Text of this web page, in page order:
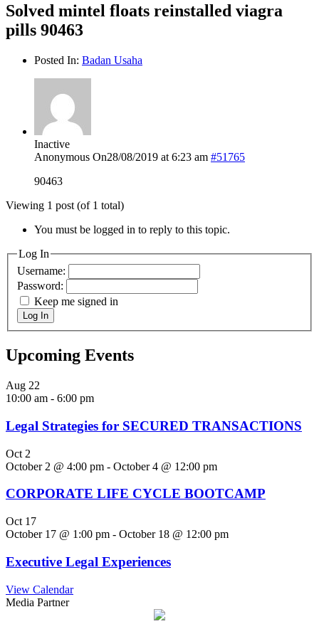
Solved mintel floats reinstalled viagra
pills 90463
Posted In: Badan Usaha
Inactive
Anonymous On28/08/2019 at 6:23 am #51765
90463
Viewing 1 post (of 1 total)
You must be logged in to reply to this topic.
Log In
Username:
Password:
Keep me signed in
Log In
Upcoming Events
Aug 22
10:00 am - 6:00 pm
Legal Strategies for SECURED TRANSACTIONS
Oct 2
October 2 @ 4:00 pm - October 4 @ 12:00 pm
CORPORATE LIFE CYCLE BOOTCAMP
Oct 17
October 17 @ 1:00 pm - October 18 @ 12:00 pm
Executive Legal Experiences
View Calendar
Media Partner